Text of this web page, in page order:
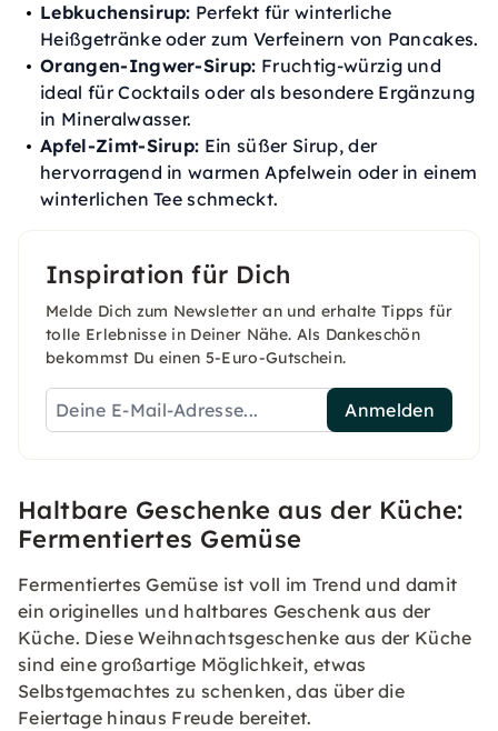
Lebkuchensirup: Perfekt für winterliche
Heißgetränke oder zum Verfeinern von Pancakes.
Orangen-Ingwer-Sirup: Fruchtig-würzig und
ideal für Cocktails oder als besondere Ergänzung
in Mineralwasser.
Apfel-Zimt-Sirup: Ein süßer Sirup, der
hervorragend in warmen Apfelwein oder in einem
winterlichen Tee schmeckt.
Inspiration für Dich
Melde Dich zum Newsletter an und erhalte Tipps für
tolle Erlebnisse in Deiner Nähe. Als Dankeschön
bekommst Du einen 5-Euro-Gutschein.
Anmelden
Haltbare Geschenke aus der Küche:
Fermentiertes Gemüse
Fermentiertes Gemüse ist voll im Trend und damit
ein originelles und haltbares Geschenk aus der
Küche. Diese Weihnachtsgeschenke aus der Küche
sind eine großartige Möglichkeit, etwas
Selbstgemachtes zu schenken, das über die
Feiertage hinaus Freude bereitet.